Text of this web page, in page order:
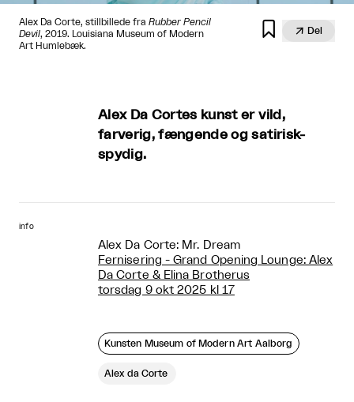
Alex Da Corte, stillbillede fra Rubber Pencil
Devil, 2019. Louisiana Museum of Modern
Art Humlebæk.
  Del
Alex Da Cortes kunst er vild,
farverig, fængende og satirisk-
spydig.
info
Alex Da Corte: Mr. Dream
Fernisering - Grand Opening Lounge: Alex
Da Corte & Elina Brotherus
torsdag 9 okt 2025 kl 17
Kunsten Museum of Modern Art Aalborg
Alex da Corte